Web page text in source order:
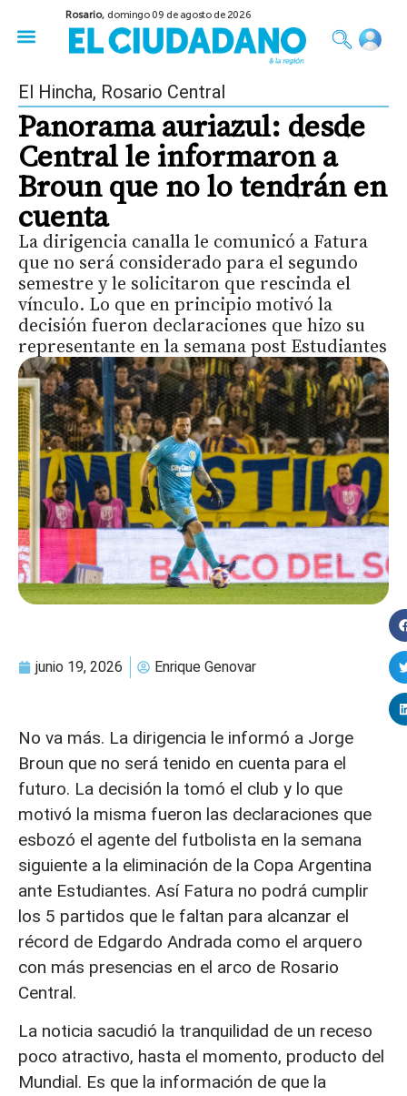
Rosario, domingo 09 de agosto de 2026
El Hincha, Rosario Central
Panorama auriazul: desde
Central le informaron a
Broun que no lo tendrán en
cuenta
La dirigencia canalla le comunicó a Fatura
que no será considerado para el segundo
semestre y le solicitaron que rescinda el
vínculo. Lo que en principio motivó la
decisión fueron declaraciones que hizo su
representante en la semana post Estudiantes
junio 19, 2026 Enrique Genovar
No va más. La dirigencia le informó a Jorge
Broun que no será tenido en cuenta para el
futuro. La decisión la tomó el club y lo que
motivó la misma fueron las declaraciones que
esbozó el agente del futbolista en la semana
siguiente a la eliminación de la Copa Argentina
ante Estudiantes. Así Fatura no podrá cumplir
los 5 partidos que le faltan para alcanzar el
récord de Edgardo Andrada como el arquero
con más presencias en el arco de Rosario
Central.
La noticia sacudió la tranquilidad de un receso
poco atractivo, hasta el momento, producto del
Mundial. Es que la información de que la